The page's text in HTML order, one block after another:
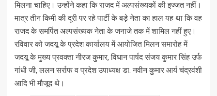
मिलना चाहिए। उन्होंने कहा कि राजद में अल्पसंख्यकों की इज्जत नहीं।
मात्र तीन किमी की दूरी पर रहे पार्टी के बड़े नेता का हाल यह था कि वह
राजद के समर्पित अल्पसंख्यक नेता के जनाजे तक में शामिल नहीं हुए।
रविवार को जदयू के प्रदेश कार्यालय में आयोजित मिलन समारोह में
जदयू के मुख्य प्रवक्ता नीरज कुमार, विधान पार्षद संजय कुमार सिंह उर्फ
गांधी जी, ललन सर्राफ व प्रदेश उपाध्यक्ष डा. नवीन कुमार आर्य चंद्रवंशी
आदि भी मौजूद थे।